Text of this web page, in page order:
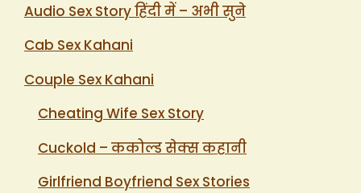
Audio Sex Story हिंदी में – अभी सुने
Cab Sex Kahani
Couple Sex Kahani
Cheating Wife Sex Story
Cuckold – ककोल्ड सेक्स कहानी
Girlfriend Boyfriend Sex Stories